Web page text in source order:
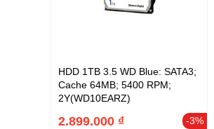
HDD 1TB 3.5 WD Blue: SATA3;
Cache 64MB; 5400 RPM;
2Y(WD10EARZ)
-3%
2.899.000 ₫